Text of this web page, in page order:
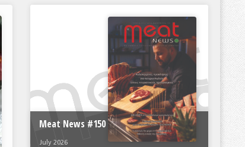
Meat News #150
July 2026